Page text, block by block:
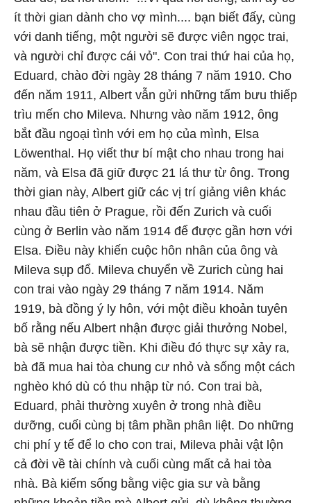
ít thời gian dành cho vợ mình.... bạn biết đấy, cùng
với danh tiếng, một người sẽ được viên ngọc trai,
và người chỉ được cái vỏ". Con trai thứ hai của họ,
Eduard, chào đời ngày 28 tháng 7 năm 1910. Cho
đến năm 1911, Albert vẫn gửi những tấm bưu thiếp
trìu mến cho Mileva. Nhưng vào năm 1912, ông
bắt đầu ngoại tình với em họ của mình, Elsa
Löwenthal. Họ viết thư bí mật cho nhau trong hai
năm, và Elsa đã giữ được 21 lá thư từ ông. Trong
thời gian này, Albert giữ các vị trí giảng viên khác
nhau đầu tiên ở Prague, rồi đến Zurich và cuối
cùng ở Berlin vào năm 1914 để được gần hơn với
Elsa. Điều này khiến cuộc hôn nhân của ông và
Mileva sụp đổ. Mileva chuyển về Zurich cùng hai
con trai vào ngày 29 tháng 7 năm 1914. Năm
1919, bà đồng ý ly hôn, với một điều khoản tuyên
bố rằng nếu Albert nhận được giải thưởng Nobel,
bà sẽ nhận được tiền. Khi điều đó thực sự xảy ra,
bà đã mua hai tòa chung cư nhỏ và sống một cách
nghèo khó dù có thu nhập từ nó. Con trai bà,
Eduard, phải thường xuyên ở trong nhà điều
dưỡng, cuối cùng bị tâm phần phân liệt. Do những
chi phí y tế để lo cho con trai, Mileva phải vật lộn
cả đời về tài chính và cuối cùng mất cả hai tòa
nhà. Bà kiếm sống bằng việc gia sư và bằng